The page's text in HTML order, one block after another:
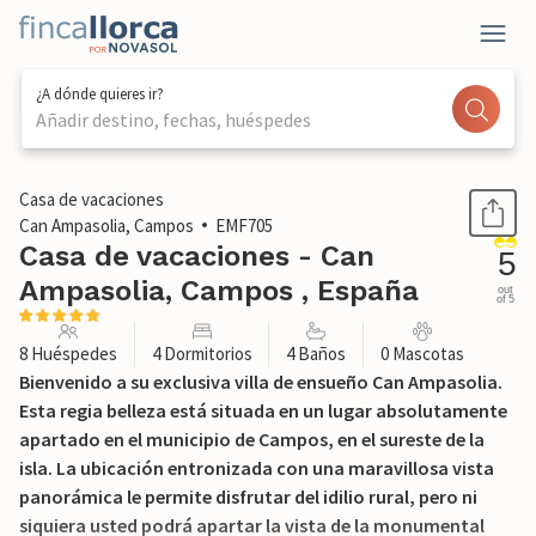
¿A dónde quieres ir?
Añadir destino, fechas, huéspedes
1 / 51
Casa de vacaciones
Can Ampasolia, Campos
EMF705
Casa de vacaciones - Can
Ampasolia, Campos , España
5
out
of 5
8 Huéspedes 4 Dormitorios 4 Baños 0 Mascotas
Bienvenido a su exclusiva villa de ensueño Can Ampasolia.
Esta regia belleza está situada en un lugar absolutamente
apartado en el municipio de Campos, en el sureste de la
isla. La ubicación entronizada con una maravillosa vista
panorámica le permite disfrutar del idilio rural, pero ni
siquiera usted podrá apartar la vista de la monumental